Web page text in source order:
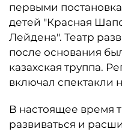
первыми
детей "Красная
Лейдена". Театр
после основания
казахская труппа.
включал спектакли
В настоящее время
развиваться и